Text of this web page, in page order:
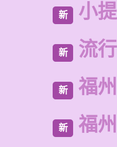
新 小
新 流
新 福
新 福